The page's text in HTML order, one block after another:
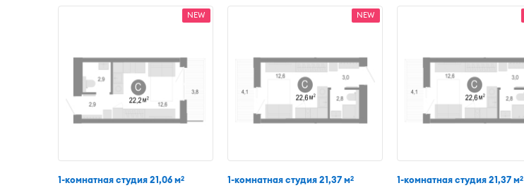
NEW
1-комнатная студия 21,06 м2
NEW
1-комнатная студия 21,37 м2 1-комнатная студия 21,37 м2